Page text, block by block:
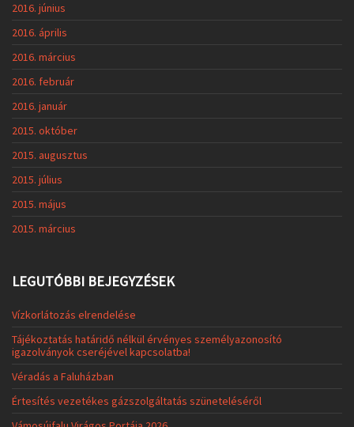
2016. június
2016. április
2016. március
2016. február
2016. január
2015. október
2015. augusztus
2015. július
2015. május
2015. március
LEGUTÓBBI BEJEGYZÉSEK
Vízkorlátozás elrendelése
Tájékoztatás határidő nélkül érvényes személyazonosító
igazolványok cseréjével kapcsolatba!
Véradás a Faluházban
Értesítés vezetékes gázszolgáltatás szüneteléséről